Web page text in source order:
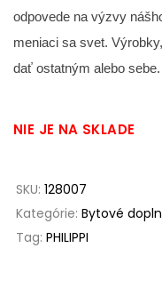
odpovede na výzvy
meniaci sa svet.
dať ostatným alebo sebe.
NIE JE NA SKLADE
SKU: 128007
Kategórie: Bytové
Tag: PHILIPPI